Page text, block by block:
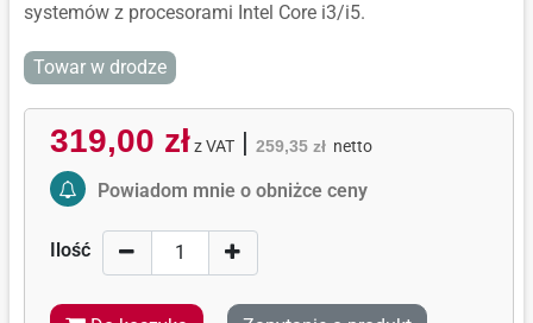
systemów z procesorami Intel Core i3/i5.
Towar w drodze
319,00 zł z VAT| 259,35 zł netto
Activate Price Alert
Powiadom mnie o obniżce ceny
Ilość